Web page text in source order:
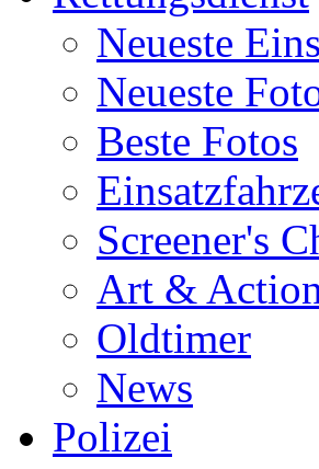
Neueste
Neueste
Beste Fotos
Screener's
Art &
Oldtimer
News
Polizei